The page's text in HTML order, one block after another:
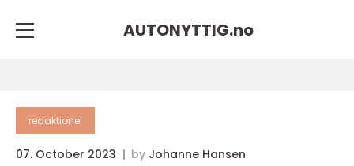
AUTONYTTIG.no
redaktionel
07. October 2023 by Johanne Hansen